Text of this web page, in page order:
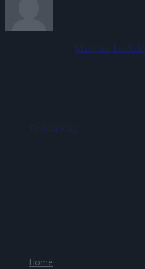
Marianna Loukaki
Τα Νέα Μας
Home